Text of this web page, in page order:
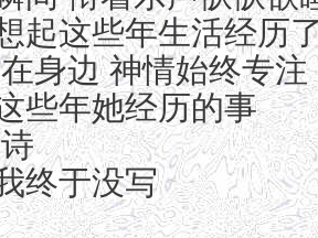
起这些年生活经历
身边 神情始终专注
些年她经历的事
终于没写